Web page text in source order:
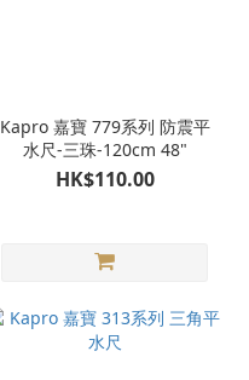
Kapro 嘉寶 779系列 防震平
水尺-三珠-120cm 48"
HK$110.00